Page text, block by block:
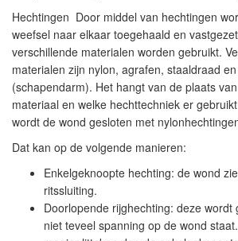
Hechtingen Door middel van hechtingen
weefsel naar elkaar toegehaald en
verschillende materialen worden gebruikt.
materialen zijn nylon, agrafen, staaldraad
(schapendarm). Het hangt van de plaats
materiaal en welke hechttechniek er
wordt de wond gesloten met
Dat kan op de volgende manieren:
Enkelgeknoopte hechting: de wond
ritssluiting.
Doorlopende rijghechting: deze wordt
niet teveel spanning op de wond